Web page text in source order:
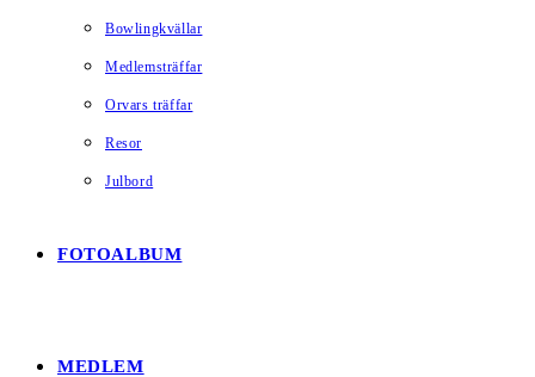
Bowlingkvällar
Medlemsträffar
Orvars träffar
Resor
Julbord
FOTOALBUM
MEDLEM